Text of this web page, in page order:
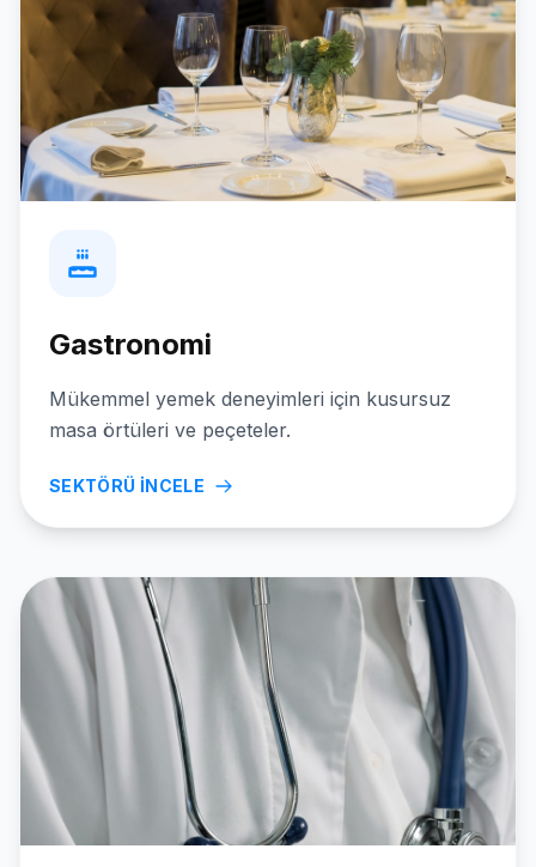
Gastronomi
Mükemmel yemek deneyimleri için kusursuz
masa örtüleri ve peçeteler.
SEKTÖRÜ İNCELE